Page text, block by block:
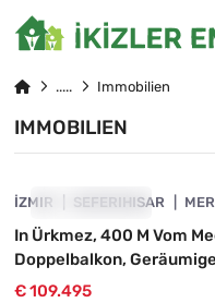
Immobilien
IMMOBILIEN
VORGESTELLT
İZMIR SEFERIHISAR
In Ürkmez, 400 M Vom
Doppelbalkon,
€ 109.495